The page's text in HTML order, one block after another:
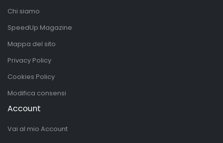
Chi siamo
SpeedUp Magazine
Mappa del sito
Privacy Policy
Cookies Policy
Modifica consensi
Account
Vai al mio Account